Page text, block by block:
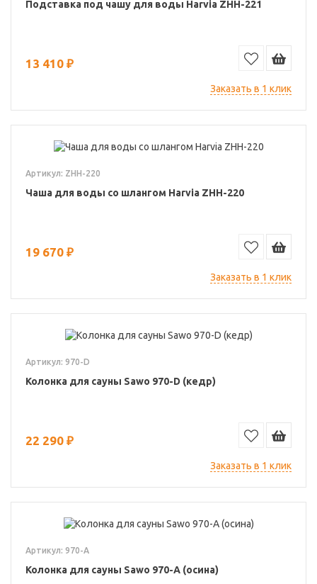
Подставка под чашу для воды Harvia ZHH-221
13 410 ₽
Заказать в 1 клик
Артикул: ZHH-220
Чаша для воды со шлангом Harvia ZHH-220
19 670 ₽
Заказать в 1 клик
Артикул: 970-D
Колонка для сауны Sawo 970-D (кедр)
22 290 ₽
Заказать в 1 клик
Артикул: 970-A
Колонка для сауны Sawo 970-A (осина)